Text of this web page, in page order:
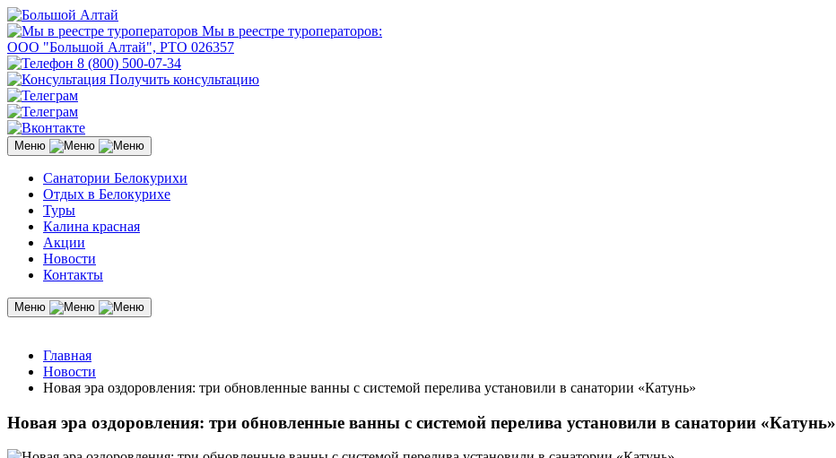
Мы в реестре туроператоров:
ООО "Большой Алтай", РТО 026357
8 (800) 500-07-34
Получить консультацию
Меню
Санатории Белокурихи
Отдых в Белокурихе
Туры
Калина красная
Акции
Новости
Контакты
Меню
Главная
Новости
Новая эра оздоровления: три обновленные ванны с системой перелива установили в санатории «Катунь»
Новая эра оздоровления: три обновленные ванны с системой перелива установили в санатории «Катунь»